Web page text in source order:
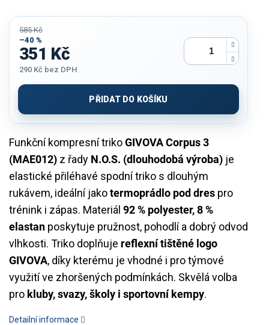
Funkční kompresní trikoGIVOVA Corpus 3
(MAE012) z řady N.O.S. (dlouhodobá výroba) je
elastické přiléhavé spodní triko s dlouhým
rukávem, ideální jakotermoprádlo pod dres pro
trénink i zápas. Materiál 92 % polyester, 8 %
elastan poskytuje pružnost, pohodlí a dobrý odvod
vlhkosti. Triko doplňuje reflexní tištěné logo
GIVOVA, díky kterému je vhodné i pro týmové
využití ve zhoršených podmínkách. Skvělá volba
pro kluby, svazy, školy i sportovní kempy.
Detailní informace
585 Kč
–40 %
351 Kč
290 Kč bez DPH
cena:
PŘIDAT DO KOŠÍKU